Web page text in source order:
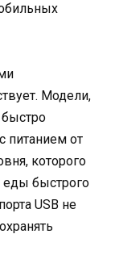
Модели,
питанием от
которого
еды быстрого
USB не